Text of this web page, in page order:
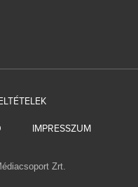
IMPRESSZUM
Zrt.